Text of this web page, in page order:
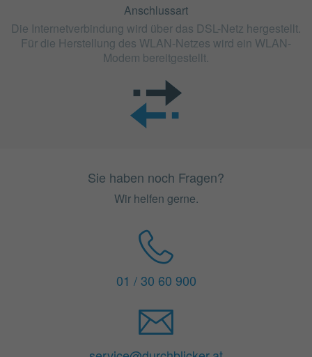
Anschlussart
Die Internetverbindung wird über das DSL-Netz hergestellt.
Für die Herstellung des WLAN-Netzes wird ein WLAN-
Modem bereitgestellt.
Sie haben noch Fragen?
Wir helfen gerne.
01 / 30 60 900